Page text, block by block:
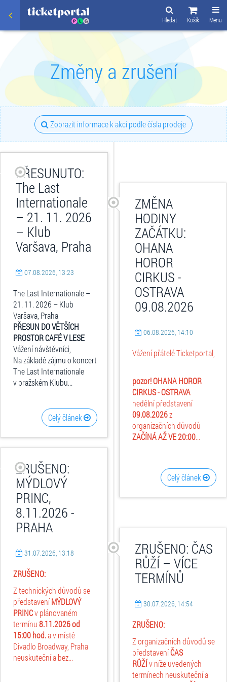
Menu
Košík
Hledat
Změny a zrušení
Zobrazit informace k akci podle čísla prodeje
PŘESUNUTO:
The Last
Internationale
– 21. 11. 2026
– Klub
Varšava, Praha
07.08.2026, 13:23
The Last Internationale –
21. 11. 2026 – Klub
Varšava, Praha
PŘESUN DO VĚTŠÍCH
PROSTOR CAFÉ V LESE
Vážení návštěvníci,
Na základě zájmu o koncert
The Last Internationale
v pražském Klubu...
Celý článek
ZMĚNA
HODINY
ZAČÁTKU:
OHANA
HOROR
CIRKUS -
OSTRAVA
09.08.2026
06.08.2026, 14:10
Vážení přátelé Ticketportal,
pozor! OHANA HOROR
CIRKUS - OSTRAVA
nedělní představení
09.08.2026z
organizačních důvodů
ZAČÍNÁ AŽ VE 20:00...
Celý článek
ZRUŠENO:
MÝDLOVÝ
PRINC,
8.11.2026 -
PRAHA
31.07.2026, 13:18
ZRUŠENO:
Z technických důvodů se
představeníMÝDLOVÝ
PRINCv plánovaném
termínu8.11.2026od
15:00 hod.a v místě
Divadlo Broadway, Praha
neuskuteční a bez...
ZRUŠENO: ČAS
RŮŽÍ – VÍCE
TERMÍNŮ
30.07.2026, 14:54
ZRUŠENO:
Z organizačních důvodů se
představeníČAS
RŮŽÍv níže uvedených
termínech neuskuteční a